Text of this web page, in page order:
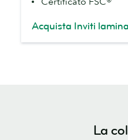
Acquista Inviti
La